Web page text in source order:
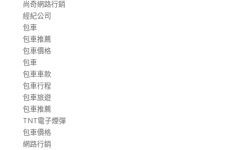
尚奇網路行銷
經紀公司
包車
包車推薦
包車價格
包車
包車車款
包車行程
包車旅遊
包車推薦
TNT電子煙彈
包車價格
網路行銷